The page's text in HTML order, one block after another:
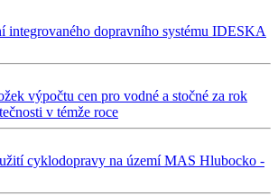
integrovaného dopravního systému IDESKA
výpočtu cen pro vodné a stočné za rok
v témže roce
cyklodopravy na území MAS Hlubocko -